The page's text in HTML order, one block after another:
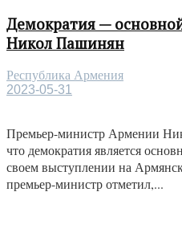
Демократия —
Никол Пашинян
Республика Армения
2023-05-31
Премьер-министр Армении
что демократия является
своем выступлении на
премьер-министр отметил,...